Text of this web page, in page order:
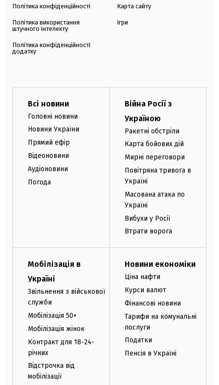
Політика конфіденційності
Політика використання
штучного інтелекту
Політика конфіденційності
додатку
Карта сайту
Ігри
Всі новини
Головні новини
Новини України
Прямий ефір
Відеоновини
Аудіоновини
Погода
Війна Росії з
Україною
Ракетні обстріли
Карта бойових дій
Мирні переговори
Повітряна тривога в
Україні
Масована атака по
Україні
Вибухи у Росії
Втрати ворога
Мобілізація в
Україні
Звільнення з військової
служби
Мобілізація 50+
Мобілізація жінок
Контракт для 18-24-
річних
Відстрочка від
мобілізації
Новини економіки
Ціна нафти
Курси валют
Фінансові новини
Тарифи на комунальні
послуги
Податки
Пенсія в Україні